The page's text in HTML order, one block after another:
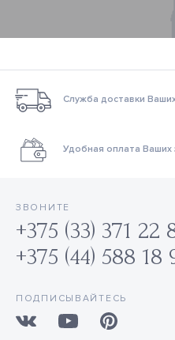
Служба доставки
Удобная оплата Ваших
ЗВОНИТЕ
+375 (33) 371 22
+375 (44) 588 18
ПОДПИСЫВАЙТЕСЬ